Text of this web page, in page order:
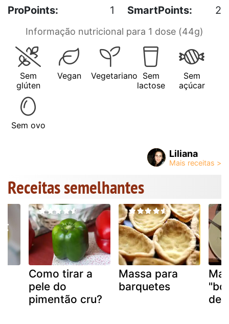
ProPoints:
1 SmartPoints: 2
Informação nutricional para 1 dose (44g)
Sem
glúten
Vegan Vegetariano Sem
lactose
Sem
açúcar
Sem ovo
Liliana
Receitas semelhantes
Como tirar a
pele do
pimentão cru?
Massa para
barquetes